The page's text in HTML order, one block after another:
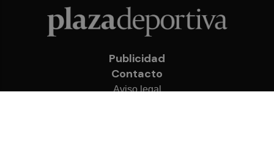
Publicidad
Contacto
Aviso legal